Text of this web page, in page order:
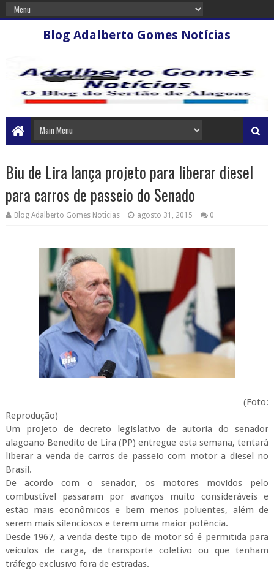
Blog Adalberto Gomes Notícias
Biu de Lira lança projeto para liberar diesel
para carros de passeio do Senado
Blog Adalberto Gomes Noticias agosto 31, 2015 0
(Foto:
Reprodução)
Um projeto de decreto legislativo de autoria do senador
alagoano Benedito de Lira (PP) entregue esta semana, tentará
liberar a venda de carros de passeio com motor a diesel no
Brasil.
De acordo com o senador, os motores movidos pelo
combustível passaram por avanços muito consideráveis e
estão mais econômicos e bem menos poluentes, além de
serem mais silenciosos e terem uma maior potência.
Desde 1967, a venda deste tipo de motor só é permitida para
veículos de carga, de transporte coletivo ou que tenham
tráfego exclusivo fora de estradas.